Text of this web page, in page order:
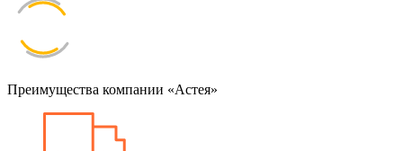
Преимущества компании «Астея»